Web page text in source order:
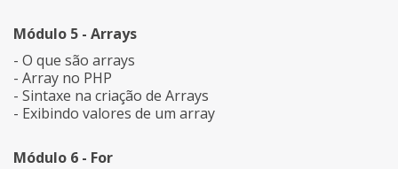
Módulo 5 - Arrays
- O que são arrays
- Array no PHP
- Sintaxe na criação de Arrays
- Exibindo valores de um array
Módulo 6 - For